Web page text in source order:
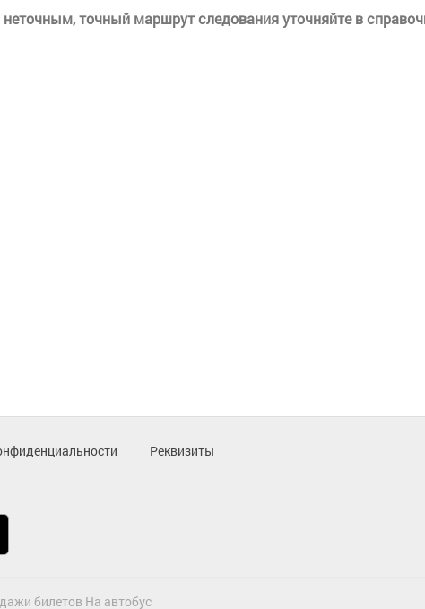
точный маршрут следования уточняйте в
Реквизиты
билетов На автобус